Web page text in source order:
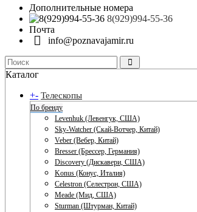
Дополнительные номера
8(929)994-55-36
Почта
info@poznavajamir.ru
Каталог
+- Телескопы
По бренду
Levenhuk (Левенгук, США)
Sky-Watcher (Скай-Вотчер, Китай)
Veber (Вебер, Китай)
Bresser (Брессер, Германия)
Discovery (Дискавери, США)
Konus (Конус, Италия)
Celestron (Селестрон, США)
Meade (Мид, США)
Sturman (Штурман, Китай)